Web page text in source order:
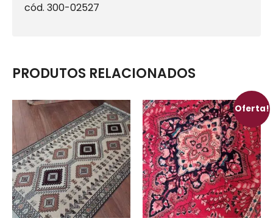
cód. 300-02527
PRODUTOS RELACIONADOS
Oferta!